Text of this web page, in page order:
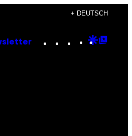
+ DEUTSCH
Instagram
TikTok
YouTube
Google